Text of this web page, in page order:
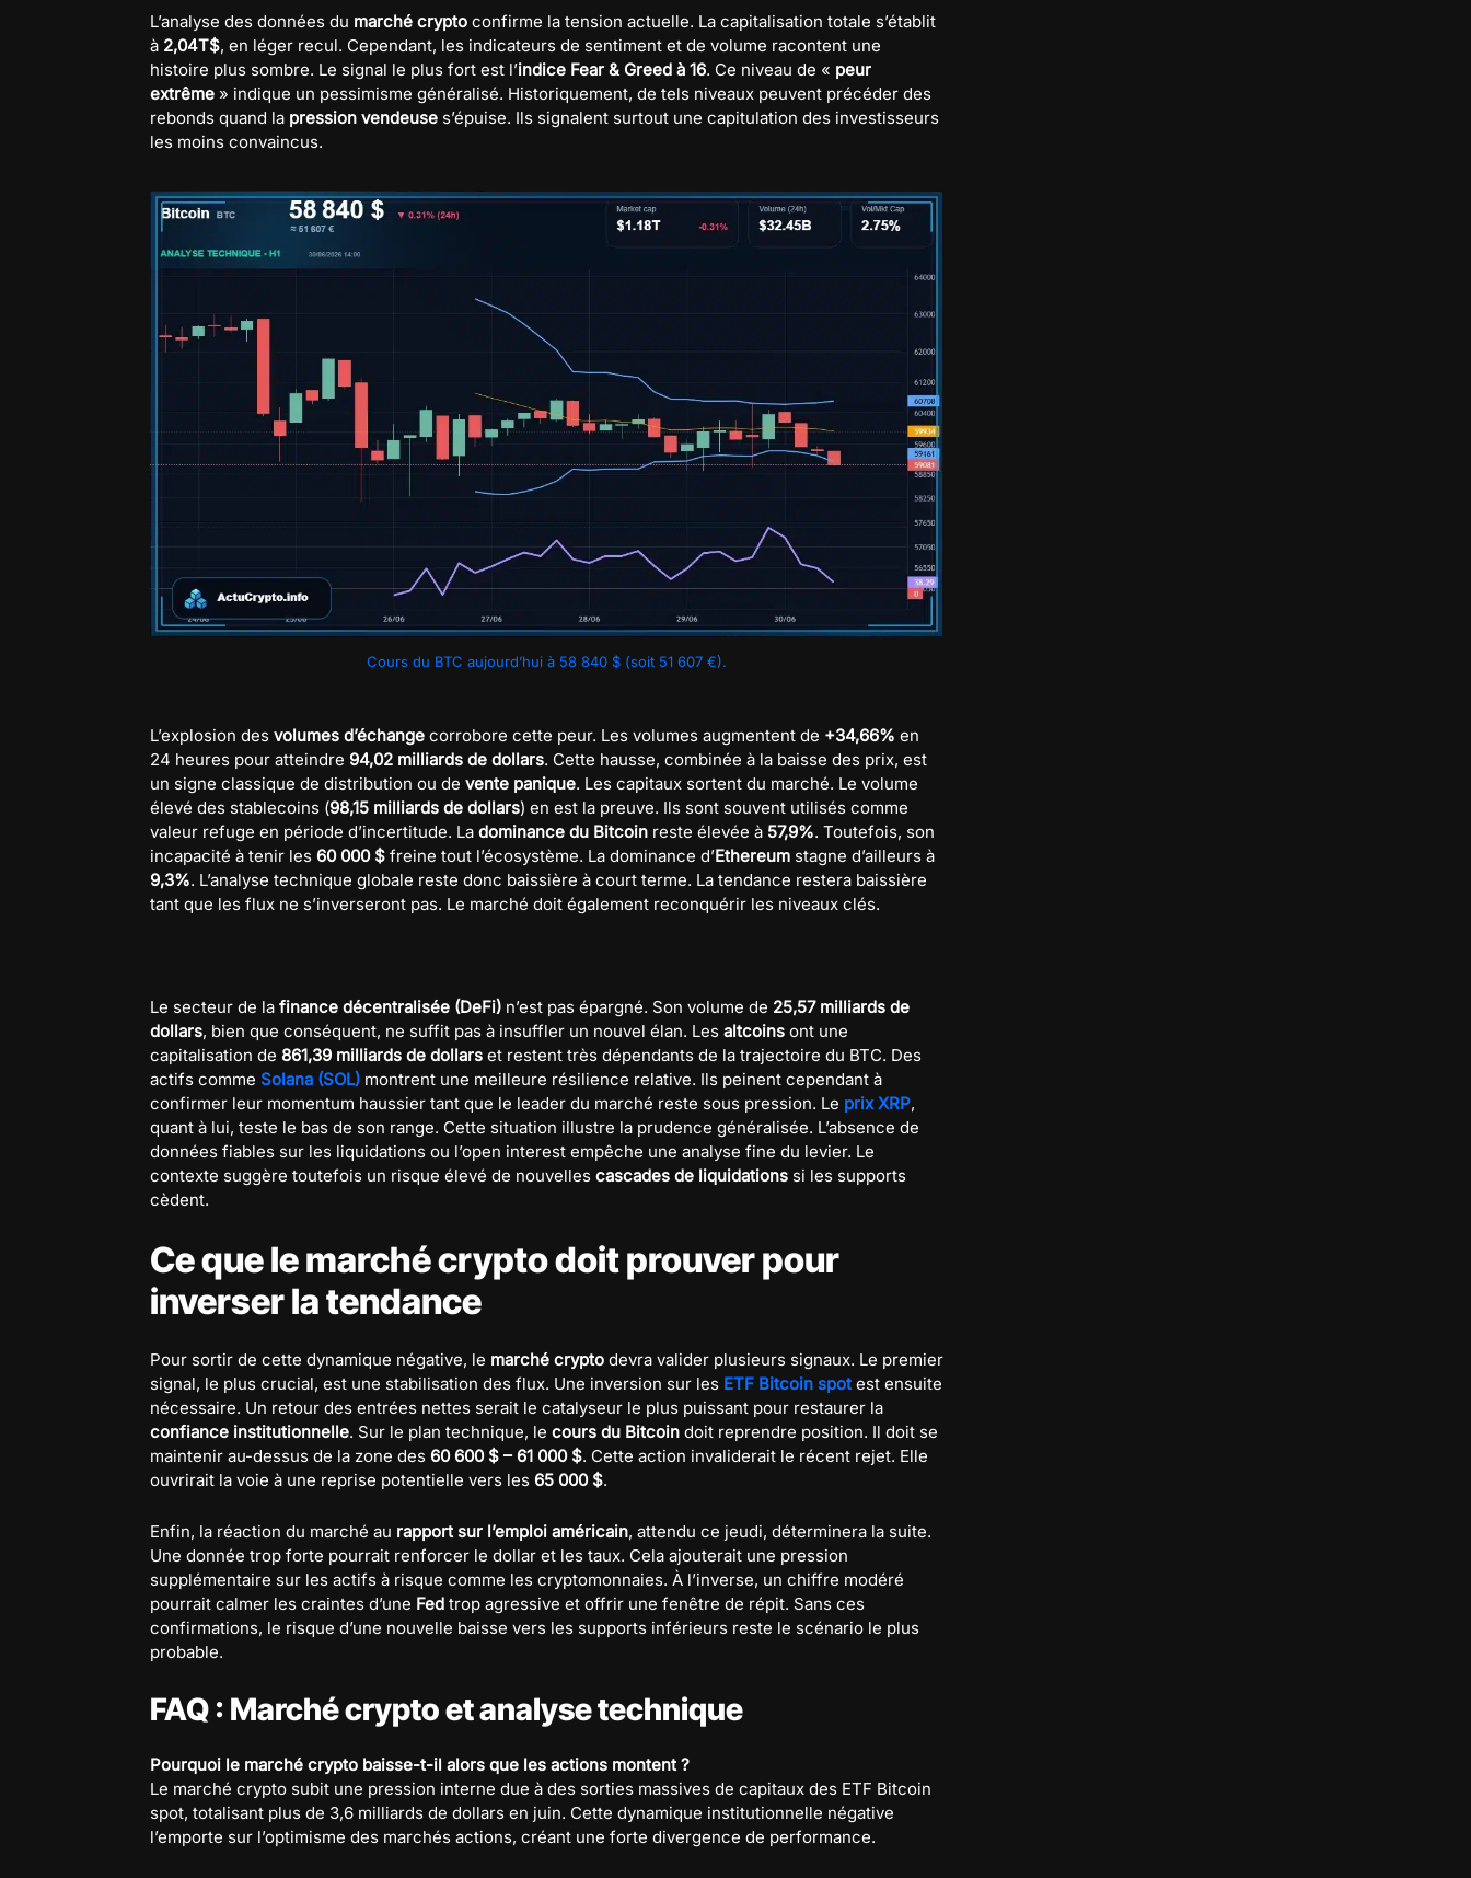
L’analyse des données du marché crypto confirme la tension actuelle. La capitalisation totale s’établit
à 2,04T$, en léger recul. Cependant, les indicateurs de sentiment et de volume racontent une
histoire plus sombre. Le signal le plus fort est l’indice Fear & Greed à 16. Ce niveau de « peur
extrême » indique un pessimisme généralisé. Historiquement, de tels niveaux peuvent précéder des
rebonds quand la pression vendeuse s’épuise. Ils signalent surtout une capitulation des investisseurs
les moins convaincus.
Cours du BTC aujourd’hui à 58 840 $ (soit 51 607 €).
L’explosion des volumes d’échange corrobore cette peur. Les volumes augmentent de +34,66% en
24 heures pour atteindre 94,02 milliards de dollars. Cette hausse, combinée à la baisse des prix, est
un signe classique de distribution ou de vente panique. Les capitaux sortent du marché. Le volume
élevé des stablecoins (98,15 milliards de dollars) en est la preuve. Ils sont souvent utilisés comme
valeur refuge en période d’incertitude. La dominance du Bitcoin reste élevée à 57,9%. Toutefois, son
incapacité à tenir les 60 000 $ freine tout l’écosystème. La dominance d’Ethereum stagne d’ailleurs à
9,3%. L’analyse technique globale reste donc baissière à court terme. La tendance restera baissière
tant que les flux ne s’inverseront pas. Le marché doit également reconquérir les niveaux clés.
Le secteur de la finance décentralisée (DeFi) n’est pas épargné. Son volume de 25,57 milliards de
dollars, bien que conséquent, ne suffit pas à insuffler un nouvel élan. Les altcoins ont une
capitalisation de 861,39 milliards de dollars et restent très dépendants de la trajectoire du BTC. Des
actifs comme Solana (SOL) montrent une meilleure résilience relative. Ils peinent cependant à
confirmer leur momentum haussier tant que le leader du marché reste sous pression. Le prix XRP,
quant à lui, teste le bas de son range. Cette situation illustre la prudence généralisée. L’absence de
données fiables sur les liquidations ou l’open interest empêche une analyse fine du levier. Le
contexte suggère toutefois un risque élevé de nouvelles cascades de liquidations si les supports
cèdent.
Ce que le marché crypto doit prouver pour
inverser la tendance
Pour sortir de cette dynamique négative, le marché crypto devra valider plusieurs signaux. Le premier
signal, le plus crucial, est une stabilisation des flux. Une inversion sur les ETF Bitcoin spot est ensuite
nécessaire. Un retour des entrées nettes serait le catalyseur le plus puissant pour restaurer la
confiance institutionnelle. Sur le plan technique, le cours du Bitcoin doit reprendre position. Il doit se
maintenir au-dessus de la zone des 60 600 $ – 61 000 $. Cette action invaliderait le récent rejet. Elle
ouvrirait la voie à une reprise potentielle vers les 65 000 $.
Enfin, la réaction du marché au rapport sur l’emploi américain, attendu ce jeudi, déterminera la suite.
Une donnée trop forte pourrait renforcer le dollar et les taux. Cela ajouterait une pression
supplémentaire sur les actifs à risque comme les cryptomonnaies. À l’inverse, un chiffre modéré
pourrait calmer les craintes d’une Fed trop agressive et offrir une fenêtre de répit. Sans ces
confirmations, le risque d’une nouvelle baisse vers les supports inférieurs reste le scénario le plus
probable.
FAQ : Marché crypto et analyse technique
Pourquoi le marché crypto baisse-t-il alors que les actions montent ?
Le marché crypto subit une pression interne due à des sorties massives de capitaux des ETF Bitcoin
spot, totalisant plus de 3,6 milliards de dollars en juin. Cette dynamique institutionnelle négative
l’emporte sur l’optimisme des marchés actions, créant une forte divergence de performance.